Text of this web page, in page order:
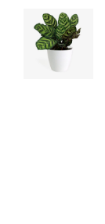
MUA
HÀNG
DETAILS